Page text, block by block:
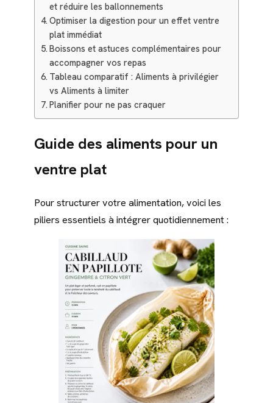
et réduire les ballonnements
Optimiser la digestion pour un effet ventre
plat immédiat
Boissons et astuces complémentaires pour
accompagner vos repas
Tableau comparatif : Aliments à privilégier
vs Aliments à limiter
Planifier pour ne pas craquer
Guide des aliments pour un
ventre plat
Pour structurer votre alimentation, voici les
piliers essentiels à intégrer quotidiennement :